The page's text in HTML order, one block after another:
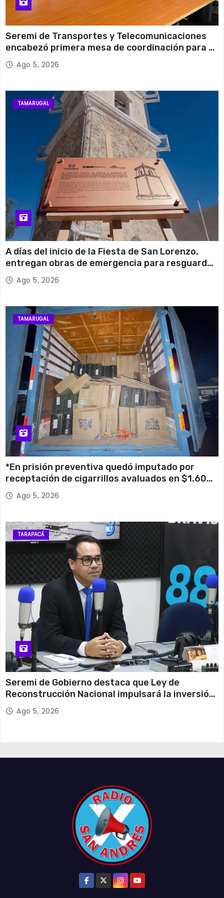
Seremi de Transportes y Telecomunicaciones
encabezó primera mesa de coordinación para el
retiro de cables en desuso en Iquique
Ago 5, 2026
TAMARUGAL
A días del inicio de la Fiesta de San Lorenzo,
entregan obras de emergencia para resguardar
su histórico campanario
Ago 5, 2026
TAMARUGAL
*En prisión preventiva quedó imputado por
receptación de cigarrillos avaluados en $1.600
millones*
Ago 5, 2026
TARAPACÁ
Seremi de Gobierno destaca que Ley de
Reconstrucción Nacional impulsará la inversión
y el empleo en Tarapacá
Ago 5, 2026